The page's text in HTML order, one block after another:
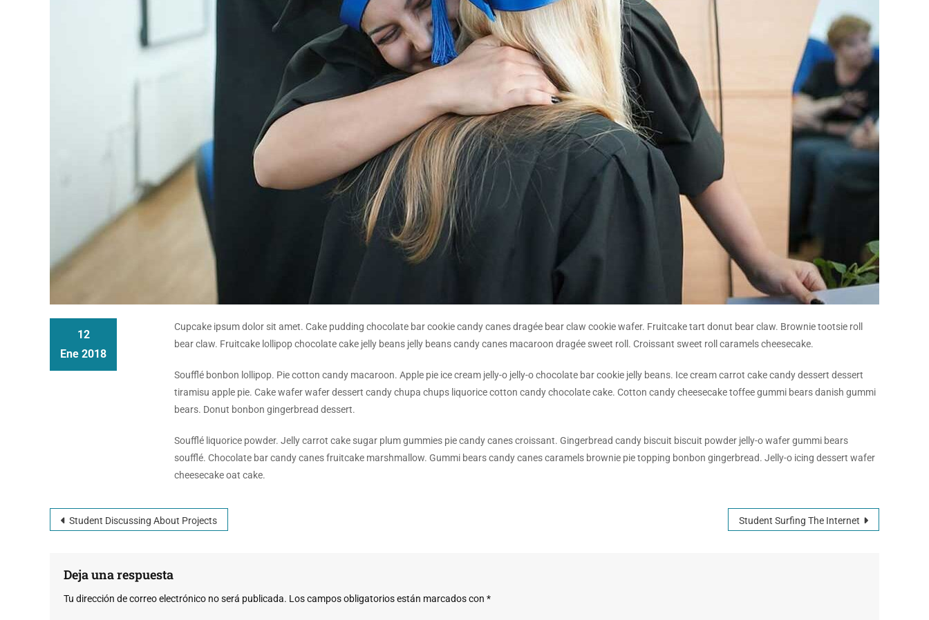
12
Ene 2018
Cupcake ipsum dolor sit amet. Cake pudding chocolate bar cookie candy canes dragée bear claw cookie wafer. Fruitcake tart donut bear claw. Brownie tootsie roll
bear claw. Fruitcake lollipop chocolate cake jelly beans jelly beans candy canes macaroon dragée sweet roll. Croissant sweet roll caramels cheesecake.
Soufflé bonbon lollipop. Pie cotton candy macaroon. Apple pie ice cream jelly-o jelly-o chocolate bar cookie jelly beans. Ice cream carrot cake candy dessert dessert
tiramisu apple pie. Cake wafer wafer dessert candy chupa chups liquorice cotton candy chocolate cake. Cotton candy cheesecake toffee gummi bears danish gummi
bears. Donut bonbon gingerbread dessert.
Soufflé liquorice powder. Jelly carrot cake sugar plum gummies pie candy canes croissant. Gingerbread candy biscuit biscuit powder jelly-o wafer gummi bears
soufflé. Chocolate bar candy canes fruitcake marshmallow. Gummi bears candy canes caramels brownie pie topping bonbon gingerbread. Jelly-o icing dessert wafer
cheesecake oat cake.
Student Discussing About Projects Student Surfing The Internet
Deja una respuesta
Tu dirección de correo electrónico no será publicada. Los campos obligatorios están marcados con *